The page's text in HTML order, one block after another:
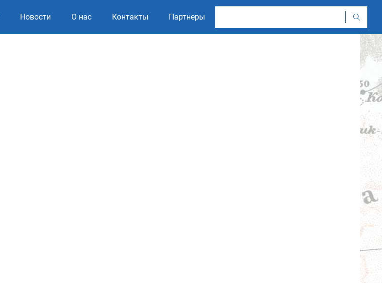
Новости О нас Контакты Партнеры